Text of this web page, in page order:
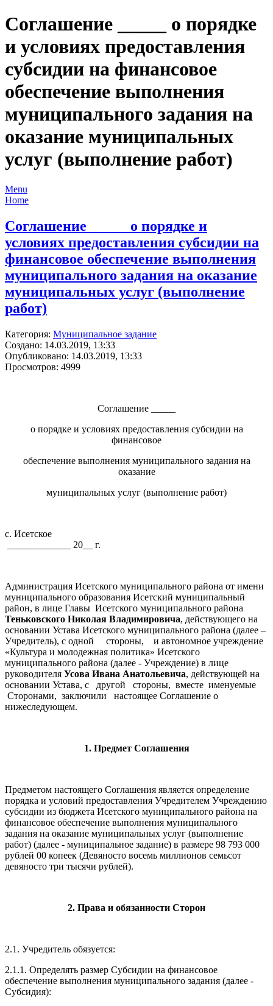
Соглашение _____ о порядке
и условиях предоставления
субсидии на финансовое
обеспечение выполнения
муниципального задания на
оказание муниципальных
услуг (выполнение работ)
Menu
Home
Соглашение _____ о порядке и
условиях предоставления субсидии на
финансовое обеспечение выполнения
муниципального задания на оказание
муниципальных услуг (выполнение
работ)
Категория: Муниципальное задание
Создано: 14.03.2019, 13:33
Опубликовано: 14.03.2019, 13:33
Просмотров: 4999
Соглашение _____
о порядке и условиях предоставления субсидии на
финансовое
обеспечение выполнения муниципального задания на
оказание
муниципальных услуг (выполнение работ)
с. Исетское
_____________ 20__ г.
Администрация Исетского муниципального района от имени
муниципального образования Исетский муниципальный
район, в лице Главы Исетского муниципального района
Теньковского Николая Владимировича, действующего на
основании Устава Исетского муниципального района (далее –
Учредитель), с одной стороны, и автономное учреждение
«Культура и молодежная политика» Исетского
муниципального района (далее - Учреждение) в лице
руководителя Усова Ивана Анатольевича, действующей на
основании Устава, с другой стороны, вместе именуемые
Сторонами, заключили настоящее Соглашение о
нижеследующем.
1. Предмет Соглашения
Предметом настоящего Соглашения является определение
порядка и условий предоставления Учредителем Учреждению
субсидии из бюджета Исетского муниципального района на
финансовое обеспечение выполнения муниципального
задания на оказание муниципальных услуг (выполнение
работ) (далее - муниципальное задание) в размере 98 793 000
рублей 00 копеек (Девяносто восемь миллионов семьсот
девяносто три тысячи рублей).
2. Права и обязанности Сторон
2.1. Учредитель обязуется:
2.1.1. Определять размер Субсидии на финансовое
обеспечение выполнения муниципального задания (далее -
Субсидия):